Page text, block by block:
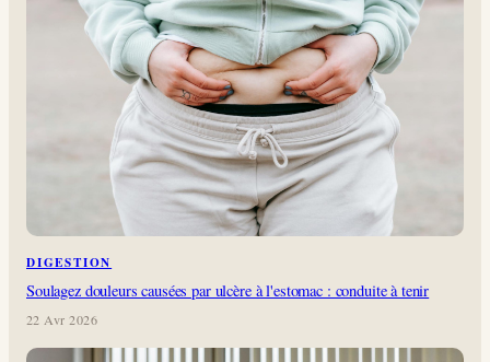
DIGESTION
Soulagez douleurs causées par ulcère à l'estomac : conduite à tenir
22 Avr 2026